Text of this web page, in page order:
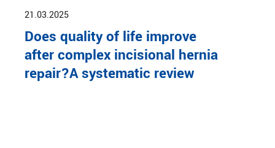
21.03.2025
Does quality of life improve
after complex incisional hernia
repair?A systematic review